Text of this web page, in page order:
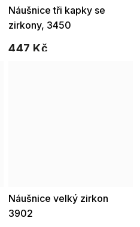
Náušnice tři kapky se
zirkony, 3450
447 Kč
Náušnice velký zirkon
3902